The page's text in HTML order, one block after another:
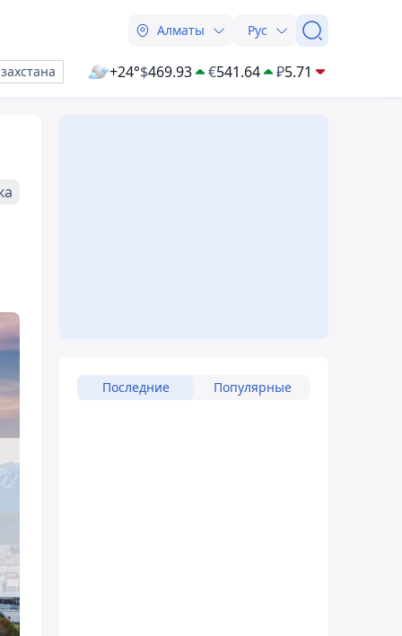
Алматы Рус
+24°$469.93 €541.64 ₽5.71
Последние Популярные